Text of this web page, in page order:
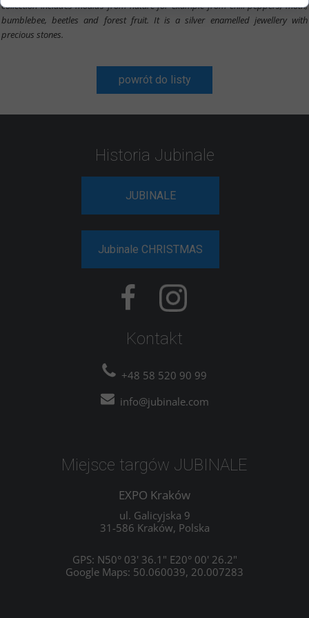
collection includes moulds from nature for example from chili peppers, moth,
bumblebee, beetles and forest fruit. It is a silver enamelled jewellery with
precious stones.
powrót do listy
Historia Jubinale
Kontakt
+48 58 520 90 99
info@jubinale.com
Miejsce targów JUBINALE
EXPO Kraków
ul. Galicyjska 9
31-586 Kraków, Polska
GPS: N50° 03' 36.1" E20° 00' 26.2"
Google Maps: 50.060039, 20.007283
Jubinale CHRISTMAS
JUBINALE